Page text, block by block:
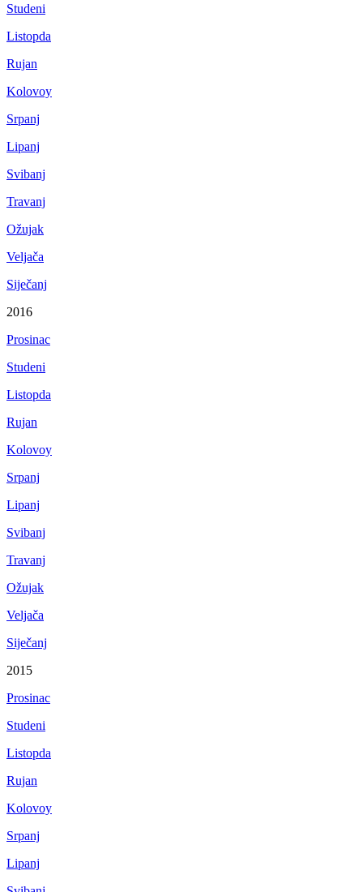
Studeni
Listopda
Rujan
Kolovoy
Srpanj
Lipanj
Svibanj
Travanj
Ožujak
Veljača
Siječanj
2016
Prosinac
Studeni
Listopda
Rujan
Kolovoy
Srpanj
Lipanj
Svibanj
Travanj
Ožujak
Veljača
Siječanj
2015
Prosinac
Studeni
Listopda
Rujan
Kolovoy
Srpanj
Lipanj